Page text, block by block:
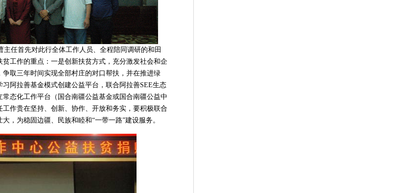
任首先对此行全体工作人员、全程陪同调研的和田
工作的重点：一是创新扶贫方式，充分激发社会和企
取三年时间实现全部村庄的对口帮扶，并在推进绿
阿拉善基金模式创建公益平台，联合阿拉善SEE生态
态化工作平台（国合南疆公益基金或国合南疆公益中
作贵在坚持、创新、协作、开放和务实，要积极联合
，为稳固边疆、民族和睦和“一带一路”建设服务。